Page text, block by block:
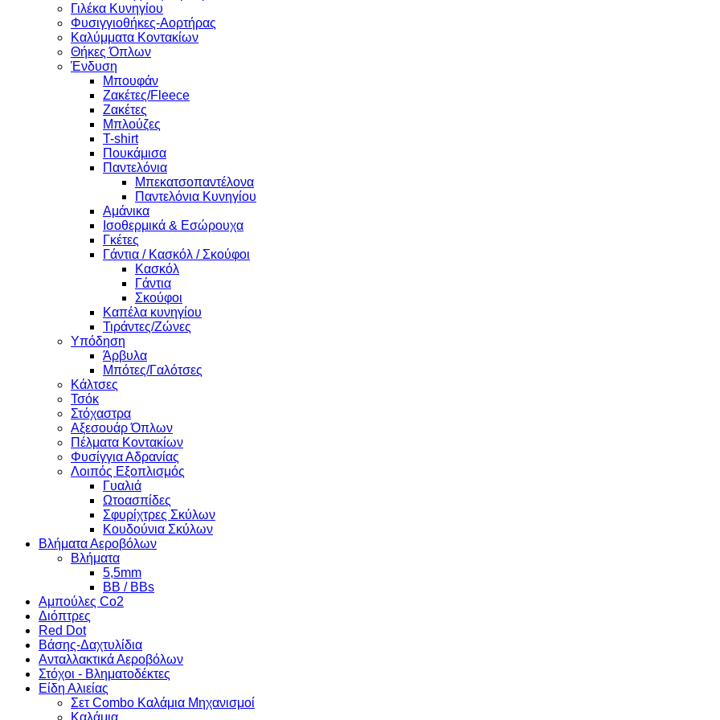
Γιλέκα Κυνηγίου
Φυσιγγιοθήκες-Αορτήρας
Καλύμματα Κοντακίων
Θήκες Όπλων
Ένδυση
Μπουφάν
Ζακέτες/Fleece
Ζακέτες
Μπλούζες
T-shirt
Πουκάμισα
Παντελόνια
Μπεκατσοπαντέλονα
Παντελόνια Κυνηγίου
Αμάνικα
Ισοθερμικά & Εσώρουχα
Γκέτες
Γάντια / Κασκόλ / Σκούφοι
Κασκόλ
Γάντια
Σκούφοι
Καπέλα κυνηγίου
Τιράντες/Ζώνες
Υπόδηση
Άρβυλα
Μπότες/Γαλότσες
Κάλτσες
Τσόκ
Στόχαστρα
Αξεσουάρ Όπλων
Πέλματα Κοντακίων
Φυσίγγια Αδρανίας
Λοιπός Εξοπλισμός
Γυαλιά
Ωτοασπίδες
Σφυρίχτρες Σκύλων
Κουδούνια Σκύλων
Βλήματα Αεροβόλων
Βλήματα
5,5mm
BB / BBs
Αμπούλες Co2
Διόπτρες
Red Dot
Βάσης-Δαχτυλίδια
Ανταλλακτικά Αεροβόλων
Στόχοι - Βληματοδέκτες
Είδη Αλιείας
Σετ Combo Καλάμια Μηχανισμοί